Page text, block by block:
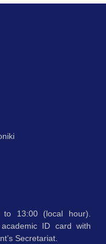
13:00 (local hour).
ID card with
Secretariat.